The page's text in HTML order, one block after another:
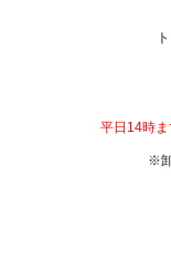
平日14時
※